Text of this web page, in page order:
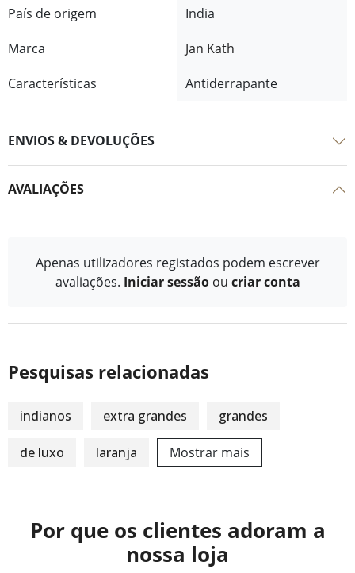
País de origem
India
Marca
Jan Kath
Características
Antiderrapante
ENVIOS & DEVOLUÇÕES
AVALIAÇÕES
Apenas utilizadores registados podem escrever
avaliações. Iniciar sessão ou criar conta
Pesquisas relacionadas
indianos extra grandes grandes
de luxo laranja Mostrar mais
Por que os clientes adoram a
nossa loja